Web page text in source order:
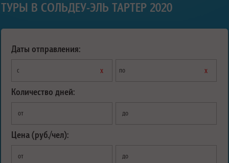
ТУРЫ В СОЛЬДЕУ-ЭЛЬ ТАРТЕР 2020
Даты отправления:
с х по х
Количество дней:
от до
Цена (руб./чел):
от до